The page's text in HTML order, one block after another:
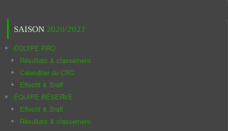
SAISON 2020/2021
ÉQUIPE PRO
Résultats & classement
Calendrier du CSC
Effectif & Staff
ÉQUIPE RÉSERVE
Effectif & Staff
Résultats & classement